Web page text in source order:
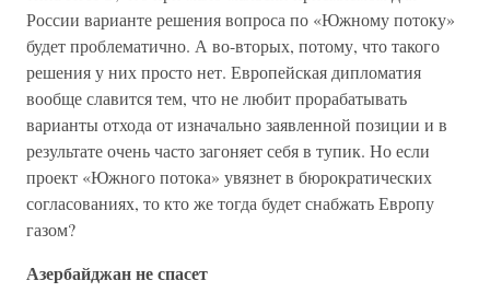
России варианте решения вопроса по «Южному потоку»
будет проблематично. А во-вторых, потому, что такого
решения у них просто нет. Европейская дипломатия
вообще славится тем, что не любит прорабатывать
варианты отхода от изначально заявленной позиции и в
результате очень часто загоняет себя в тупик. Но если
проект «Южного потока» увязнет в бюрократических
согласованиях, то кто же тогда будет снабжать Европу
газом?
Азербайджан не спасет